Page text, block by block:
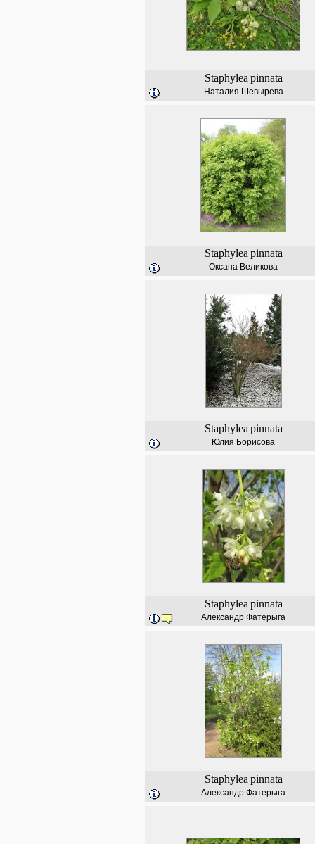
Staphylea pinnata
Наталия Шевырева
Staphylea pinnata
Оксана Великова
Staphylea pinnata
Юлия Борисова
Staphylea pinnata
Александр Фатерыга
Staphylea pinnata
Александр Фатерыга